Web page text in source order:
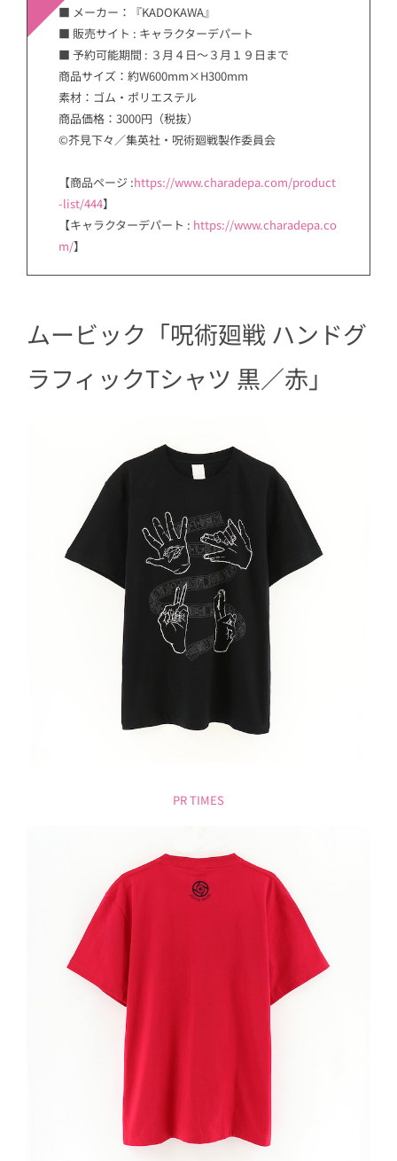
■ メーカー：『KADOKAWA』
■ 販売サイト : キャラクターデパート
■ 予約可能期間 : ３月４日〜３月１９日まで
商品サイズ：約W600mm×H300mm
素材：ゴム・ポリエステル
商品価格：3000円（税抜）
©芥見下々／集英社・呪術廻戦製作委員会
【商品ページ :https://www.charadepa.com/product
-list/444】
【キャラクターデパート : https://www.charadepa.co
m/】
ムービック「呪術廻戦 ハンドグ
ラフィックTシャツ 黒／赤」
PR TIMES